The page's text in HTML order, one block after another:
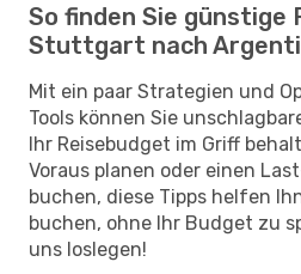
So finden Sie günstige
Stuttgart nach
Mit ein paar Strategien und
Tools können Sie
Ihr Reisebudget im Griff
Voraus planen oder einen
buchen, diese Tipps helfen
buchen, ohne Ihr Budget zu
uns loslegen!